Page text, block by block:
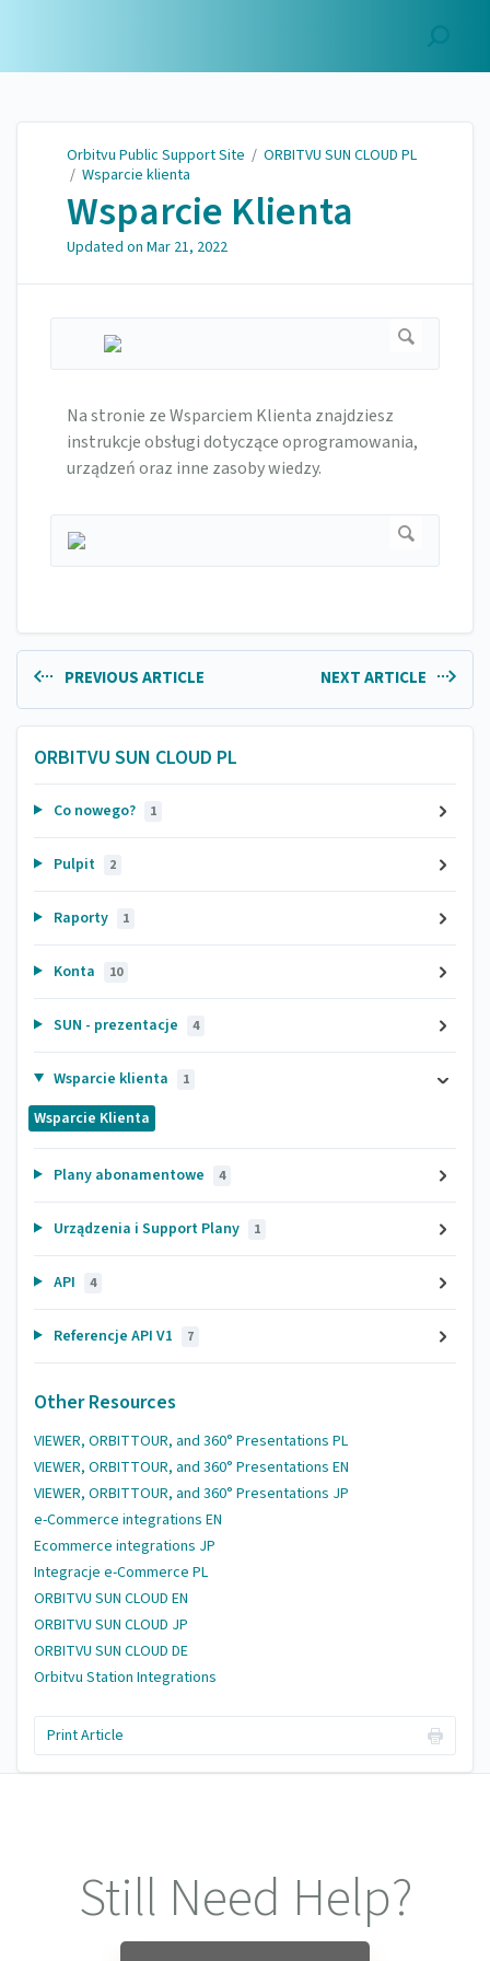
Orbitvu Public Support Site / ORBITVU SUN CLOUD PL
/ Wsparcie klienta
Wsparcie Klienta
Updated on Mar 21, 2022
Na stronie ze Wsparciem Klienta znajdziesz
instrukcje obsługi dotyczące oprogramowania,
urządzeń oraz inne zasoby wiedzy.
PREVIOUS ARTICLE NEXT ARTICLE
ORBITVU SUN CLOUD PL
Co nowego? 1
Pulpit 2
Raporty 1
Konta 10
SUN - prezentacje 4
Wsparcie klienta 1
Wsparcie Klienta
Plany abonamentowe 4
Urządzenia i Support Plany 1
API 4
Referencje API V1 7
Other Resources
VIEWER, ORBITTOUR, and 360° Presentations PL
VIEWER, ORBITTOUR, and 360° Presentations EN
VIEWER, ORBITTOUR, and 360° Presentations JP
e-Commerce integrations EN
Ecommerce integrations JP
Integracje e-Commerce PL
ORBITVU SUN CLOUD EN
ORBITVU SUN CLOUD JP
ORBITVU SUN CLOUD DE
Orbitvu Station Integrations
Print Article
Still Need Help?